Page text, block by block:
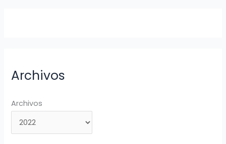
Archivos
Archivos